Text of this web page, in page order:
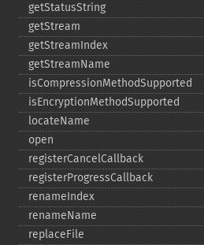
getStatusString
getStream
getStreamIndex
getStreamName
isCompressionMethodSupported
isEncryptionMethodSupported
locateName
open
registerCancelCallback
registerProgressCallback
renameIndex
renameName
replaceFile